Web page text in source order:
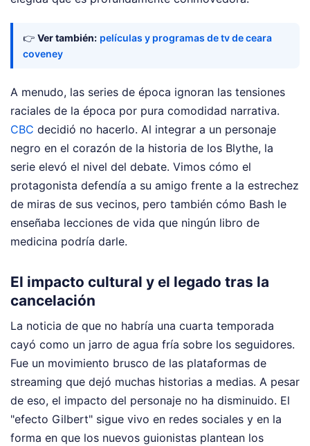
👉 Ver también: películas y programas de tv de ceara
coveney
A menudo, las series de época ignoran las tensiones
raciales de la época por pura comodidad narrativa.
CBC decidió no hacerlo. Al integrar a un personaje
negro en el corazón de la historia de los Blythe, la
serie elevó el nivel del debate. Vimos cómo el
protagonista defendía a su amigo frente a la estrechez
de miras de sus vecinos, pero también cómo Bash le
enseñaba lecciones de vida que ningún libro de
medicina podría darle.
El impacto cultural y el legado tras la
cancelación
La noticia de que no habría una cuarta temporada
cayó como un jarro de agua fría sobre los seguidores.
Fue un movimiento brusco de las plataformas de
streaming que dejó muchas historias a medias. A pesar
de eso, el impacto del personaje no ha disminuido. El
"efecto Gilbert" sigue vivo en redes sociales y en la
forma en que los nuevos guionistas plantean los